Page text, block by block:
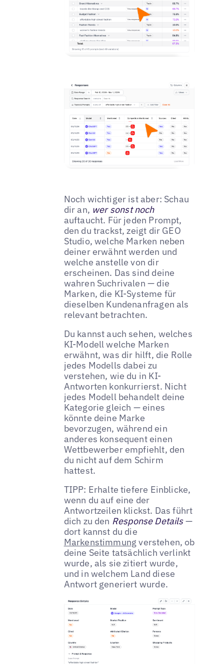
Noch wichtiger ist aber: Schau
dir an, wer sonst noch
auftaucht. Für jeden Prompt,
den du trackst, zeigt dir GEO
Studio, welche Marken neben
deiner erwähnt werden und
welche anstelle von dir
erscheinen. Das sind deine
wahren Suchrivalen — die
Marken, die KI-Systeme für
dieselben Kundenanfragen als
relevant betrachten.
Du kannst auch sehen, welches
KI-Modell welche Marken
erwähnt, was dir hilft, die Rolle
jedes Modells dabei zu
verstehen, wie du in KI-
Antworten konkurrierst. Nicht
jedes Modell behandelt deine
Kategorie gleich — eines
könnte deine Marke
bevorzugen, während ein
anderes konsequent einen
Wettbewerber empfiehlt, den
du nicht auf dem Schirm
hattest.
TIPP: Erhalte tiefere Einblicke,
wenn du auf eine der
Antwortzeilen klickst. Das führt
dich zu den Response Details—
dort kannst du die
Markenstimmung verstehen, ob
deine Seite tatsächlich verlinkt
wurde, als sie zitiert wurde,
und in welchem Land diese
Antwort generiert wurde.